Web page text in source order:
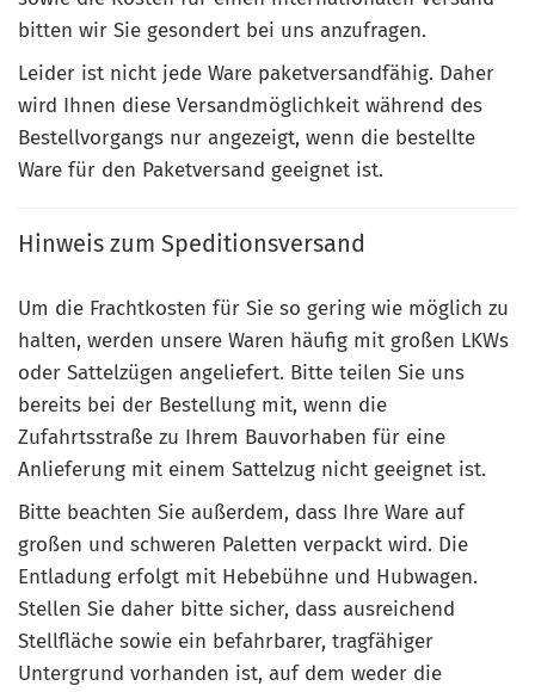
bitten wir Sie gesondert bei uns anzufragen.
Leider ist nicht jede Ware paketversandfähig. Daher
wird Ihnen diese Versandmöglichkeit während des
Bestellvorgangs nur angezeigt, wenn die bestellte
Ware für den Paketversand geeignet ist.
Hinweis zum Speditionsversand
Um die Frachtkosten für Sie so gering wie möglich zu
halten, werden unsere Waren häufig mit großen LKWs
oder Sattelzügen angeliefert. Bitte teilen Sie uns
bereits bei der Bestellung mit, wenn die
Zufahrtsstraße zu Ihrem Bauvorhaben für eine
Anlieferung mit einem Sattelzug nicht geeignet ist.
Bitte beachten Sie außerdem, dass Ihre Ware auf
großen und schweren Paletten verpackt wird. Die
Entladung erfolgt mit Hebebühne und Hubwagen.
Stellen Sie daher bitte sicher, dass ausreichend
Stellfläche sowie ein befahrbarer, tragfähiger
Untergrund vorhanden ist, auf dem weder die